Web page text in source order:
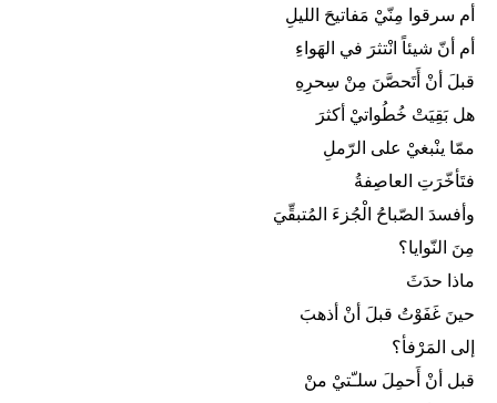
أم سرقوا مِنّيْ مَفاتيحَ الليلِ
أم أنّ شيئاً انْتثرَ في الهَواءِ
قبلَ أنْ أَتَحصَّنَ مِنْ سِحرِهِ
هل بَقِيَتْ خُطُواتيْ أكثرَ
ممّا ينْبغيْ على الرّملِ
فتَأخّرَتِ العاصِفةُ
وأفسدَ الصّباحُ الْجُزءَ المُتبقِّيَ
مِنَ النّوايا؟
ماذا حدَثَ
حينَ غَفَوْتُ قبلَ أنْ أذهبَ
إلى المَرْفأ؟
قبل أنْ أَحمِلَ سلـّتيْ منْ